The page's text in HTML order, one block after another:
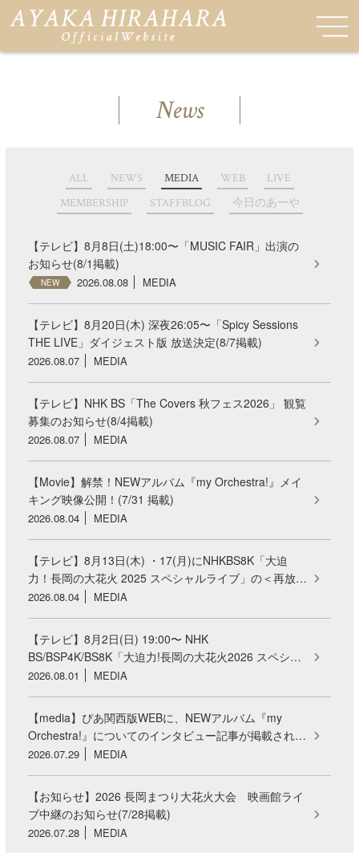
News
ALL NEWS MEDIA WEB
LIVE
MEMBERSHIP
STAFFBLOG 今日のあーや
【テレビ】8月8日(土)18:00〜「MUSIC FAIR」出演の
お知らせ(8/1掲載)
NEW 2026.08.08 MEDIA
【テレビ】8月20日(木) 深夜26:05〜「Spicy Sessions
THE LIVE」ダイジェスト版 放送決定(8/7掲載)
2026.08.07 MEDIA
【テレビ】NHK BS「The Covers 秋フェス2026」 観覧
募集のお知らせ(8/4掲載)
2026.08.07 MEDIA
【Movie】解禁！NEWアルバム『my Orchestra!』メイ
キング映像公開！(7/31 掲載)
2026.08.04 MEDIA
【テレビ】8月13日(木) ・17(月)にNHKBS8K「大迫
力！長岡の大花火 2025 スペシャルライブ」の＜再放…
2026.08.04 MEDIA
【テレビ】8月2日(日) 19:00〜 NHK
BS/BSP4K/BS8K「大迫力!長岡の大花火2026 スペシ…
2026.08.01 MEDIA
【media】ぴあ関西版WEBに、NEWアルバム『my
Orchestra!』についてのインタビュー記事が掲載され…
2026.07.29 MEDIA
【お知らせ】2026 長岡まつり大花火大会 映画館ライ
ブ中継のお知らせ(7/28掲載)
2026.07.28 MEDIA